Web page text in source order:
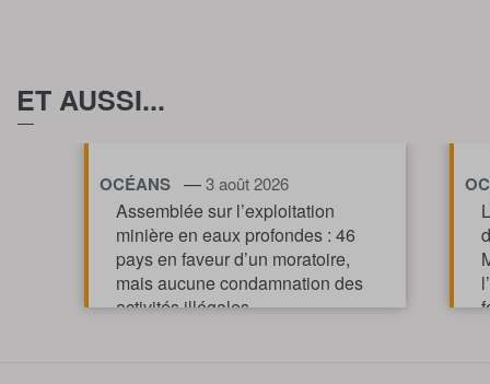
ET AUSSI...
OCÉANS —3 août 2026
Assemblée sur l’exploitation
minière en eaux profondes : 46
pays en faveur d’un moratoire,
mais aucune condamnation des
activités illégales